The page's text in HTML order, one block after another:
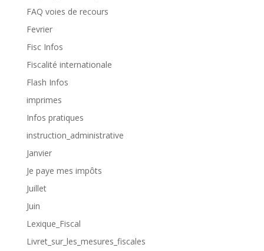
FAQ voies de recours
Fevrier
Fisc Infos
Fiscalité internationale
Flash Infos
imprimes
Infos pratiques
instruction_administrative
Janvier
Je paye mes impôts
Juillet
Juin
Lexique_Fiscal
Livret_sur_les_mesures_fiscales